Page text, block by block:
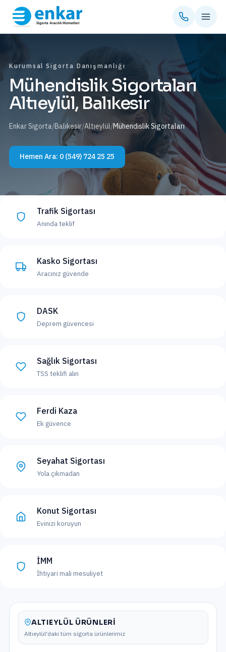
Kurumsal Sigorta Danışmanlığı
Mühendislik Sigortaları
Altıeylül, Balıkesir
Enkar Sigorta/Balıkesir/Altıeylül/Mühendislik Sigortaları
Hemen Ara: 0 (549) 724 25 25
Trafik Sigortası
Anında teklif
Kasko Sigortası
Aracınız güvende
DASK
Deprem güvencesi
Sağlık Sigortası
TSS teklifi alın
Ferdi Kaza
Ek güvence
Seyahat Sigortası
Yola çıkmadan
Konut Sigortası
Evinizi koruyun
İMM
İhtiyari mali mesuliyet
ALTIEYLÜL ÜRÜNLERI
Altıeylül'daki tüm sigorta ürünlerimiz